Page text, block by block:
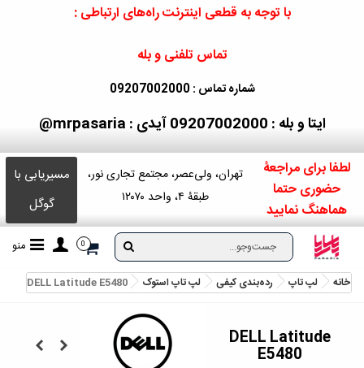
با توجه به قطعی اینترنت راه‌های ارتباطی :
تماس تلفنی و بله
شماره تماس : 09207002000
ایتا و بله : 09207002000 آیدی : mrpasaria@
لطفا برای مراجعۀ
حضوری حتما
هماهنگ نمایید
تهران، ولی‌عصر، مجتمع تجاری نور،
طبقۀ ۴، واحد ۱۲۰۷۰
مسیریابی با
گوگل
0 منو
خانه لپ تاپ رده‌بندی کیفی لپ‌ تاپ استوک DELL Latitude E5480
DELL Latitude
E5480